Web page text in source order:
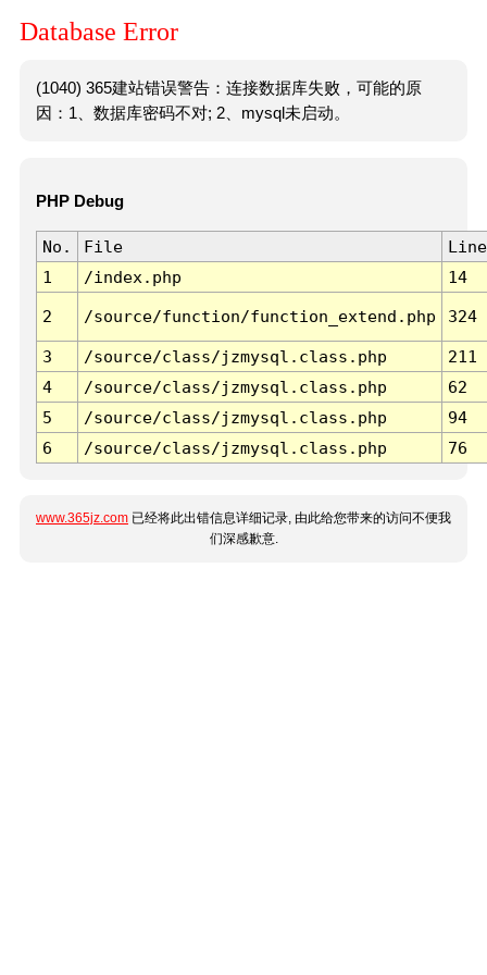
Database Error
(1040) 365建站错误警告：连接数据库失败，可能的原
因：1、数据库密码不对; 2、mysql未启动。
PHP Debug
No. File
Line
1
/index.php 14
2 /source/function/function_extend.php 324
3 /source/class/jzmysql.class.php
211
4
/source/class/jzmysql.class.php
62
5
/source/class/jzmysql.class.php
94
6
/source/class/jzmysql.class.php 76
www.365jz.com 已经将此出错信息详细记录, 由此给您带来的访问不便我
们深感歉意.